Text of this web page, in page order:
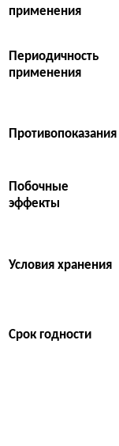
применения
Периодичность
применения
Противопоказания
Побочные
эффекты
Условия хранения
Срок годности